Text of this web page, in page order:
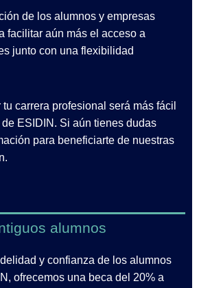
de los alumnos y empresas
facilitar aún más el acceso a
junto con una flexibilidad
carrera profesional será más fácil
ESIDIN. Si aún tienes dudas
para beneficiarte de nuestras
alumnos
y confianza de los alumnos
ofrecemos una beca del 20% a